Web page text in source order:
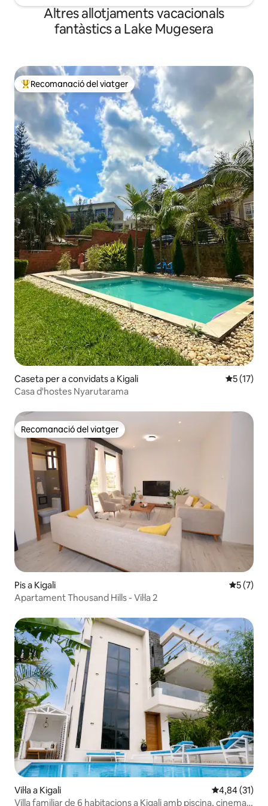
Altres allotjaments vacacionals
fantàstics a Lake Mugesera
Principals recomanacions dels viatgers
Recomanació del viatger
Caseta per a convidats a Kigali 5 de
5 (17)
Casa d'hostes Nyarutarama
Recomanació del viatger
Recomanació del viatger
Pis a Kigali 5 de
5 (7)
Apartament Thousand Hills - Vil·la 2
Vil·la a Kigali 4,84 de
4,84 (31)
Villa familiar de 6 habitacions a Kigali amb piscina, cinema i